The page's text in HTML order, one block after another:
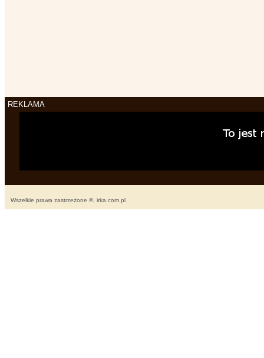
REKLAMA
Wszelkie prawa zastrzeżone ©, irka.com.pl